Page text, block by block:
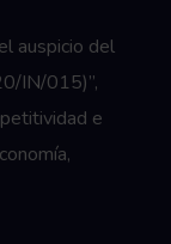
auspicio del
IN/015)”,
e